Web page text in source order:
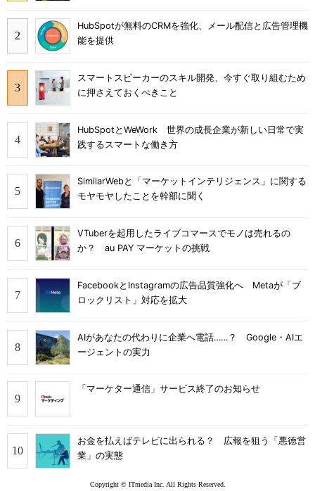
HubSpotが無料のCRMを強化、メール配信と広告管理機
能を提供
スマートスピーカーのスキル開発、今すぐ取り組むため
に押さえておくべきこと
HubSpotとWeWork 世界の成長企業が新しい日常で実
践するスマートな働き方
SimilarWebと「マーケットインテリジェンス」に関する
モヤモヤしたことを幹部に聞く
VTuberを起用したライブコマースでモノは売れるの
か？ au PAY マーケットの挑戦
FacebookとInstagramの広告品質強化へ Metaが「ブ
ロックリスト」対応を拡大
AIがあなたの代わりに企業へ電話……？ Google・AIエ
ージェントの実力
「マーケター通信」サービス終了のお知らせ
お金を払えばテレビに出られる？ 広報を狙う「悪徳営
業」の実態
Copyright © ITmedia Inc. All Rights Reserved.